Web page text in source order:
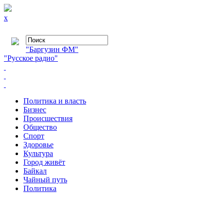
x
"Баргузин ФМ"
"Русское радио"
Политика и власть
Бизнес
Происшествия
Общество
Cпорт
Здоровье
Культура
Город живёт
Байкал
Чайный путь
Политика